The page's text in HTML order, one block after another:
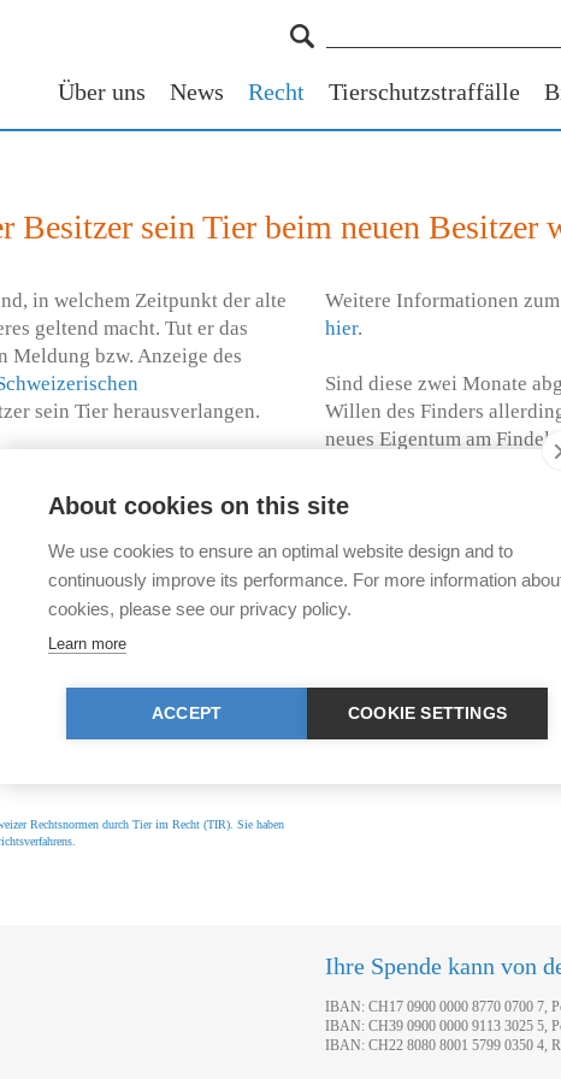
Über uns News Recht Tierschutzstraffälle
Besitzer sein Tier beim neuen Besitzer
in welchem Zeitpunkt der alte
geltend macht. Tut er das
Meldung bzw. Anzeige des
sein Tier herausverlangen.
Weitere Informationen
hier.
Sind diese zwei Monate
Willen des Finders
neues Eigentum am
Sie weitere Fragen rund
eine kostenlose
Ratgeber Tier im
Die 500 häufigsten
Ratgeber "Tier im Recht
Tierhaltende, behandelt.
Rechtsnormen durch Tier im Recht (TIR). Sie haben
Ihre Spende kann von
IBAN: CH17 0900 0000 8770 0700 7,
IBAN: CH39 0900 0000 9113 3025 5,
IBAN: CH22 8080 8001 5799 0350 4,
About cookies on this site
We use cookies to ensure an optimal website design and to
continuously improve its performance. For more information
cookies, please see our privacy policy.
Learn more
ACCEPT COOKIE SETTINGS